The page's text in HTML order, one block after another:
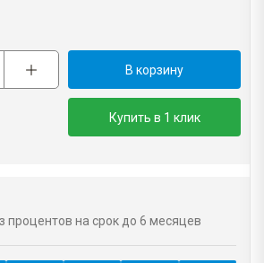
В корзину
Купить в 1 клик
процентов на срок до 6 месяцев